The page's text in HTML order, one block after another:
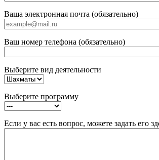
Ваша электронная почта (обязательно)
Ваш номер телефона (обязательно)
Выберите вид деятельности
Выберите программу
Если у вас есть вопрос, можете задать его